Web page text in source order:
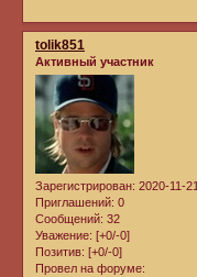
tolik851
Активный участник
Зарегистрирован: 2020-11-21
Приглашений: 0
Сообщений: 32
Уважение: [+0/-0]
Позитив: [+0/-0]
Провел на форуме: